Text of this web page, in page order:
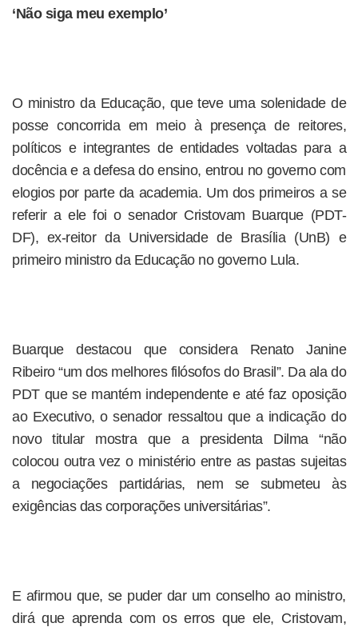
‘Não siga meu exemplo’
O ministro da Educação, que teve uma solenidade de
posse concorrida em meio à presença de reitores,
políticos e integrantes de entidades voltadas para a
docência e a defesa do ensino, entrou no governo com
elogios por parte da academia. Um dos primeiros a se
referir a ele foi o senador Cristovam Buarque (PDT-
DF), ex-reitor da Universidade de Brasília (UnB) e
primeiro ministro da Educação no governo Lula.
Buarque destacou que considera Renato Janine
Ribeiro “um dos melhores filósofos do Brasil”. Da ala do
PDT que se mantém independente e até faz oposição
ao Executivo, o senador ressaltou que a indicação do
novo titular mostra que a presidenta Dilma “não
colocou outra vez o ministério entre as pastas sujeitas
a negociações partidárias, nem se submeteu às
exigências das corporações universitárias”.
E afirmou que, se puder dar um conselho ao ministro,
dirá que aprenda com os erros que ele, Cristovam,